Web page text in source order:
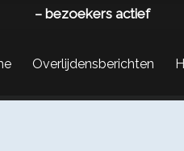
– bezoekers actief
Overlijdensberichten